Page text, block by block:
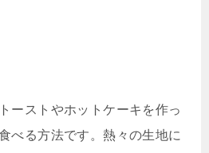
ーストやホットケーキを作っ
べる方法です。熱々の生地に